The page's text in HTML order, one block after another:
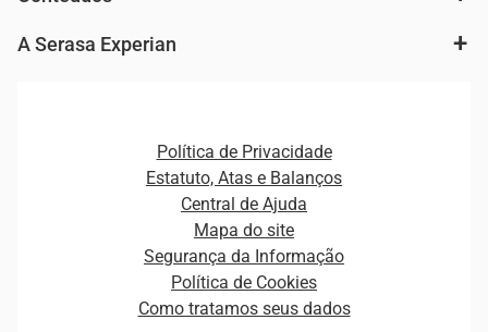
Cobrança e Recuperação de Dívidas
Plataformas e Motores de decisão
Fintechs
Ver todo o conteúdo
Curso Gratuito de Saúde Financeira
Empreendedorismo
Estudos e Pesquisas
A Serasa Experian
Distribuidores e representantes
Estrutura Organizacional
Sala de Imprensa
Política de Privacidade
Estatuto, Atas e Balanços
Central de Ajuda
Mapa do site
Segurança da Informação
Política de Cookies
Como tratamos seus dados